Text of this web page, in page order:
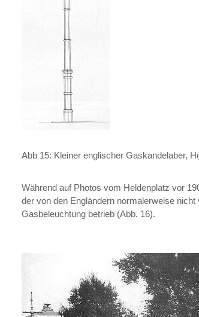
Abb 15: Kleiner englischer Gaskandelaber,
Während auf Photos vom Heldenplatz vor
der von den Engländern normalerweise
Gasbeleuchtung betrieb (Abb. 16).